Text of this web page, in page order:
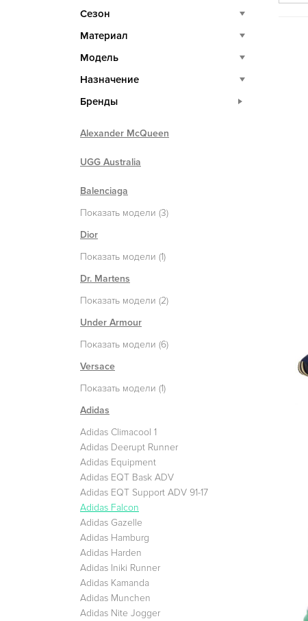
Сезон
Материал
Модель
Назначение
Бренды
Alexander McQueen
UGG Australia
Balenciaga
Показать модели (3)
Dior
Показать модели (1)
Dr. Martens
Показать модели (2)
Under Armour
Показать модели (6)
Versace
Показать модели (1)
Adidas
Adidas Climacool 1
Adidas Deerupt Runner
Adidas Equipment
Adidas EQT Bask ADV
Adidas EQT Support ADV 91-17
Adidas Falcon
Adidas Gazelle
Adidas Hamburg
Adidas Harden
Adidas Iniki Runner
Adidas Kamanda
Adidas Munchen
Adidas Nite Jogger